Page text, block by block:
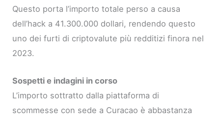
Questo porta l’importo totale perso a causa
dell’hack a 41.300.000 dollari, rendendo questo
uno dei furti di criptovalute più redditizi finora nel
2023.
Sospetti e indagini in corso
L’importo sottratto dalla piattaforma di
scommesse con sede a Curacao è abbastanza